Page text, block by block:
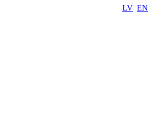
LV EN